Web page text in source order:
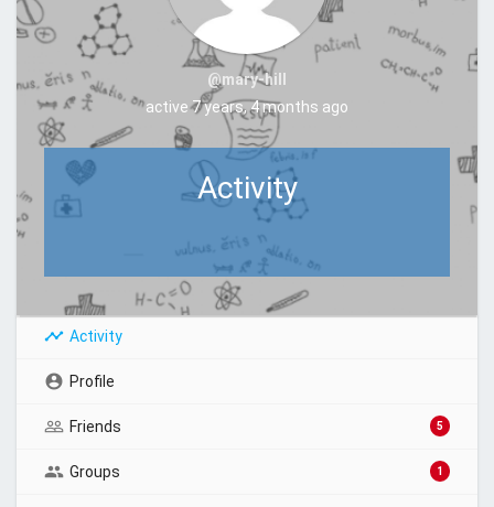
@mary-hill
active 7 years, 4 months ago
Activity
Activity
Profile
Friends 5
Groups 1